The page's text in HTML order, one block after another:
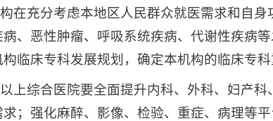
在充分考虑本地区人民群众就医需求和自
、恶性肿瘤、呼吸系统疾病、代谢性疾病
临床专科发展规划，确定本机构的临床专
上综合医院要全面提升内科、外科、妇产
；强化麻醉、影像、检验、重症、病理等